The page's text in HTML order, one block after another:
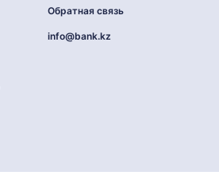
Обратная связь
info@bank.kz